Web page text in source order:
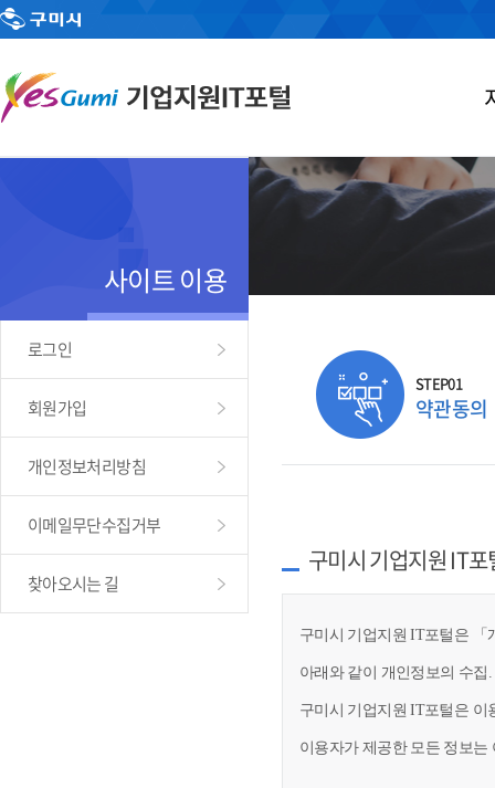
사이트 이용
로그인
회원가입
개인정보처리방침
이메일무단수집거부
찾아오시는 길
STEP01
약관동의
구미시 기업지원 IT
구미시 기업지원 IT포털은 「
아래와 같이 개인정보의 수집
구미시 기업지원 IT포털은 이
이용자가 제공한 모든 정보